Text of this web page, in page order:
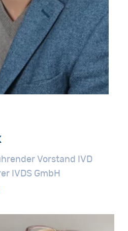
Vorstand
IVD
IVDS GmbH